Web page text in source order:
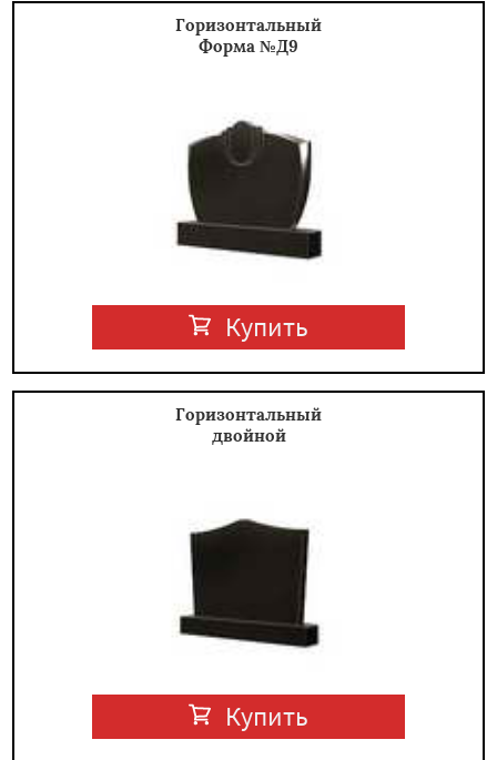
Горизонтальный
Форма №Д9
Купить
Горизонтальный
двойной
Купить